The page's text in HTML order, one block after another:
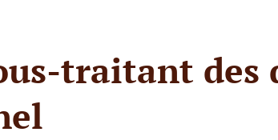
traitant des